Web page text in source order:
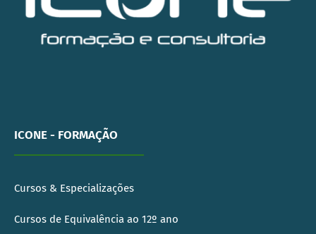
ICONE - FORMAÇÃO
Cursos & Especializações
Cursos de Equivalência ao 12º ano